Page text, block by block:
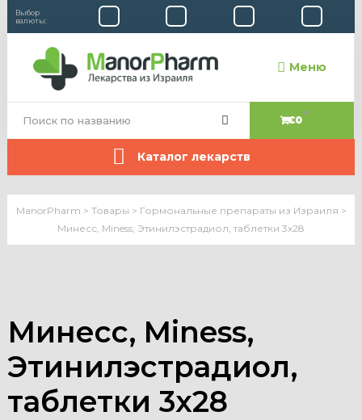
Выбор
валюты:
Меню
€0
Каталог лекарств
ManorPharm > Товары > Гормональные препараты из Израиля >
Минесс, Miness, Этинилэстрадиол, таблетки 3х28
Минесс, Miness,
Этинилэстрадиол,
таблетки 3х28